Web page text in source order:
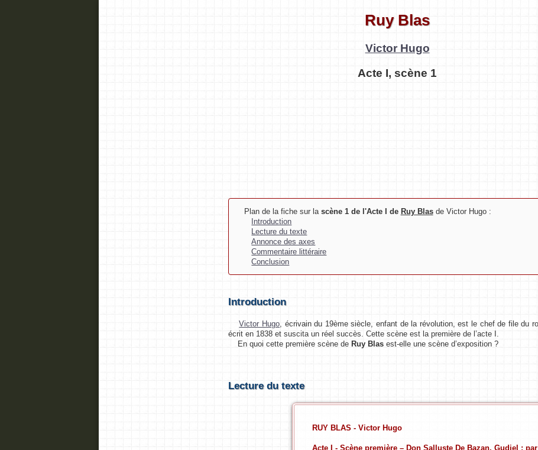
Ruy Blas
Victor Hugo
Acte I, scène 1
Plan de la fiche sur la scène 1 de l'Acte I de Ruy Blasde Victor Hugo :
Introduction
Lecture du texte
Annonce des axes
Commentaire littéraire
Conclusion
Introduction
Victor Hugo , écrivain du 19ème siècle, enfant de la révolution, est le chef de file du
écrit en 1838 et suscita un réel succès. Cette scène est la première de l’acte I.
En quoi cette première scène de Ruy Blas est-elle une scène d’exposition ?
Lecture du texte
RUY BLAS - Victor Hugo
Acte I - Scène première – Don Salluste De Bazan, Gudiel ;